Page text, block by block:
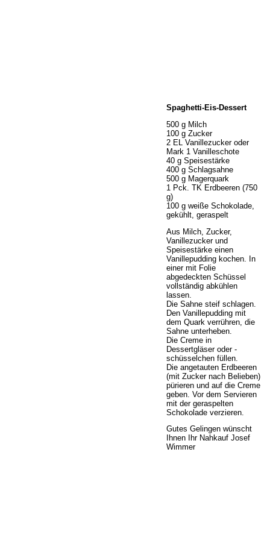
Spaghetti-Eis-Dessert
500 g Milch
100 g Zucker
2 EL Vanillezucker oder
Mark 1 Vanilleschote
40 g Speisestärke
400 g Schlagsahne
500 g Magerquark
1 Pck. TK Erdbeeren (750
g)
100 g weiße Schokolade,
gekühlt, geraspelt
Aus Milch, Zucker,
Vanillezucker und
Speisestärke einen
Vanillepudding kochen. In
einer mit Folie
abgedeckten Schüssel
vollständig abkühlen
lassen.
Die Sahne steif schlagen.
Den Vanillepudding mit
dem Quark verrühren, die
Sahne unterheben.
Die Creme in
Dessertgläser oder -
schüsselchen füllen.
Die angetauten Erdbeeren
(mit Zucker nach Belieben)
pürieren und auf die Creme
geben. Vor dem Servieren
mit der geraspelten
Schokolade verzieren.
Gutes Gelingen wünscht
Ihnen Ihr Nahkauf Josef
Wimmer